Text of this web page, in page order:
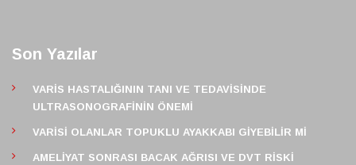
Son Yazılar
VARIS HASTALIĞININ TANI VE TEDAVISINDE
ULTRASONOGRAFININ ÖNEMI
VARISI OLANLAR TOPUKLU AYAKKABI GIYEBILIR MI
AMELIYAT SONRASI BACAK AĞRISI VE DVT RISKI